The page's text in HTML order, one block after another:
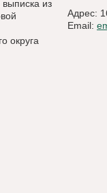
из
округа
Адрес:
Email: